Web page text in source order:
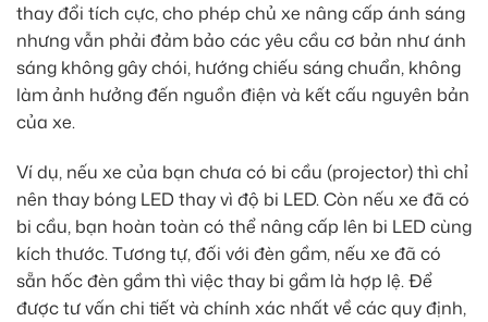
thay đổi tích cực, cho phép chủ xe nâng cấp ánh sáng
nhưng vẫn phải đảm bảo các yêu cầu cơ bản như ánh
sáng không gây chói, hướng chiếu sáng chuẩn, không
làm ảnh hưởng đến nguồn điện và kết cấu nguyên bản
của xe.
Ví dụ, nếu xe của bạn chưa có bi cầu (projector) thì chỉ
nên thay bóng LED thay vì độ bi LED. Còn nếu xe đã có
bi cầu, bạn hoàn toàn có thể nâng cấp lên bi LED cùng
kích thước. Tương tự, đối với đèn gầm, nếu xe đã có
sẵn hốc đèn gầm thì việc thay bi gầm là hợp lệ. Để
được tư vấn chi tiết và chính xác nhất về các quy định,